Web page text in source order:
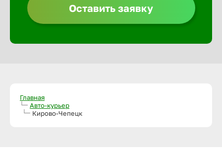
Оставить заявку
Главная
Авто-курьер
Кирово-Чепецк